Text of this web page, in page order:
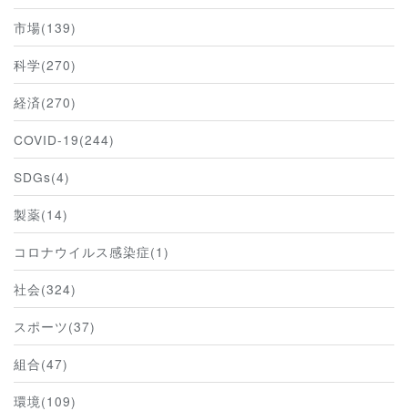
市場(139)
科学(270)
経済(270)
COVID-19(244)
SDGs(4)
製薬(14)
コロナウイルス感染症(1)
社会(324)
スポーツ(37)
組合(47)
環境(109)